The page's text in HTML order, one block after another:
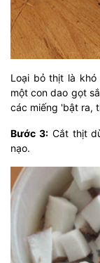
Loại bỏ thịt là
một con dao gọt
các miếng 'bật ra,
Bước 3:Cắt thịt
nạo.